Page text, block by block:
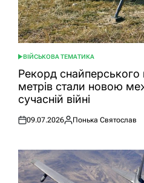
ОПУБЛІКУВАТИ
У
ВІЙСЬКОВА ТЕМАТИКА
Рекорд снайперського
метрів стали новою
сучасній війні
Оприлюднено
09.07.2026
Опубліковано
Понька Святослав